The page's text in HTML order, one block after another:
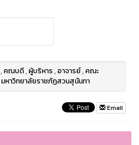
,คณบดี,ผู้บริหาร,อาจารย์,คณะ
มหาวิทยาลัยราชภัฏสวนสุนันทา
Email